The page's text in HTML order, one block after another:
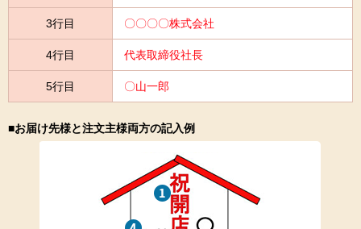
3行目 〇〇〇〇株式会社
4行目 代表取締役社長
5行目 〇山一郎
■お届け先様と注文主様両方の記入例